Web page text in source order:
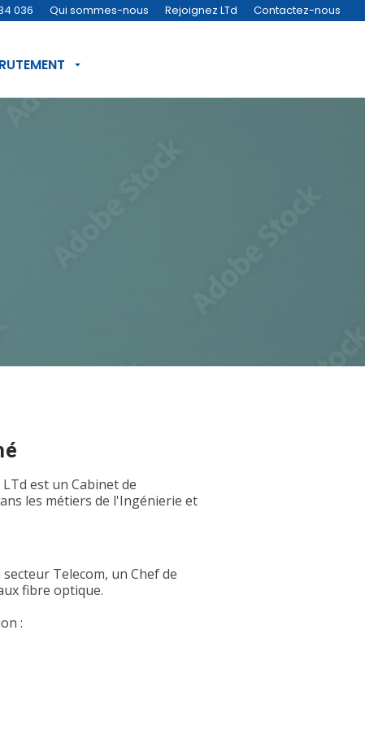
036 Qui sommes-nous Rejoignez LTd Contactez-nous
est un Cabinet de
les métiers de l'Ingénierie et
Telecom, un Chef de
fibre optique.
: